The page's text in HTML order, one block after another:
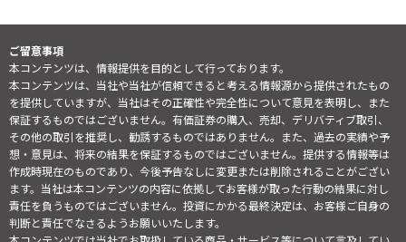
ご留意事項
本コンテンツは、情報提供を目的として行っております。
本コンテンツは、当社や当社が信頼できると考える情報源から提供されたもの
を提供していますが、当社はその正確性や完全性について意見を表明し、また
保証するものではございません。有価証券の購入、売却、デリバティブ取引、
その他の取引を推奨し、勧誘するものではありません。また、過去の実績や予
想・意見は、将来の結果を保証するものではございません。提供する情報等は
作成時現在のものであり、今後予告なしに変更または削除されることがござい
ます。当社は本コンテンツの内容に依拠してお客様が取った行動の結果に対し
責任を負うものではございません。投資にかかる最終決定は、お客様ご自身の
判断と責任でなさるようお願いいたします。